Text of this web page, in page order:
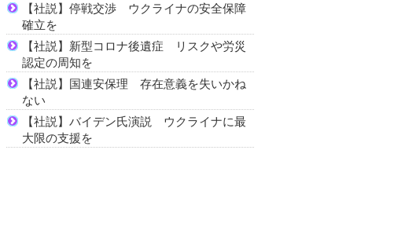
【社説】停戦交渉 ウクライナの安全保障
確立を
【社説】新型コロナ後遺症 リスクや労災
認定の周知を
【社説】国連安保理 存在意義を失いかね
ない
【社説】バイデン氏演説 ウクライナに最
大限の支援を